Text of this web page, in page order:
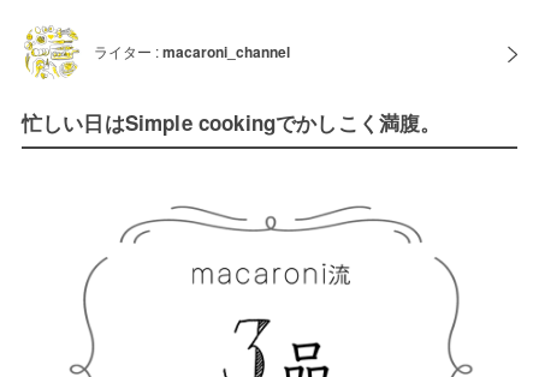
ライター :macaroni_channel
忙しい日はSimple cookingでかしこく満腹。